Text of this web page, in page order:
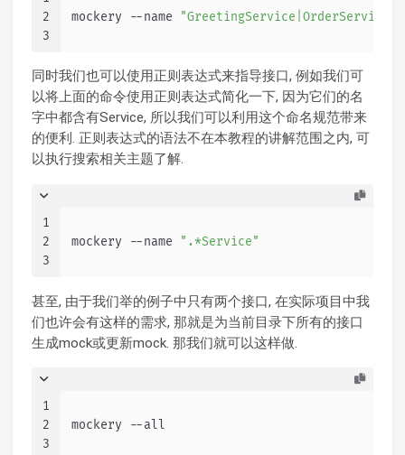
2
3
mockery --name "GreetingService|OrderService"
同时我们也可以使用正则表达式来指导接口, 例如我们可
以将上面的命令使用正则表达式简化一下, 因为它们的名
字中都含有Service, 所以我们可以利用这个命名规范带来
的便利. 正则表达式的语法不在本教程的讲解范围之内, 可
以执行搜索相关主题了解.
1
2
3
mockery --name ".*Service"
甚至, 由于我们举的例子中只有两个接口, 在实际项目中我
们也许会有这样的需求, 那就是为当前目录下所有的接口
生成mock或更新mock. 那我们就可以这样做.
1
2
3
mockery --all